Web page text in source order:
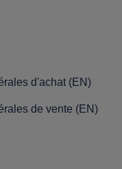
d'achat (EN)
de vente (EN)